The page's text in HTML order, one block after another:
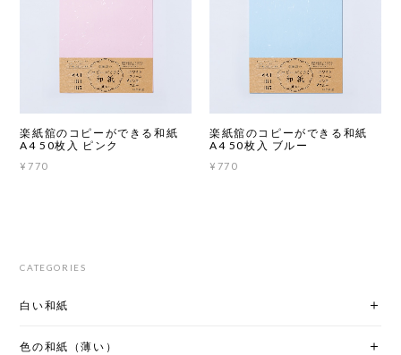
楽紙舘のコピーができる和紙
A4 50枚入 ピンク
¥770
楽紙舘のコピーができる和紙
A4 50枚入 ブルー
¥770
CATEGORIES
白い和紙
色の和紙（薄い）